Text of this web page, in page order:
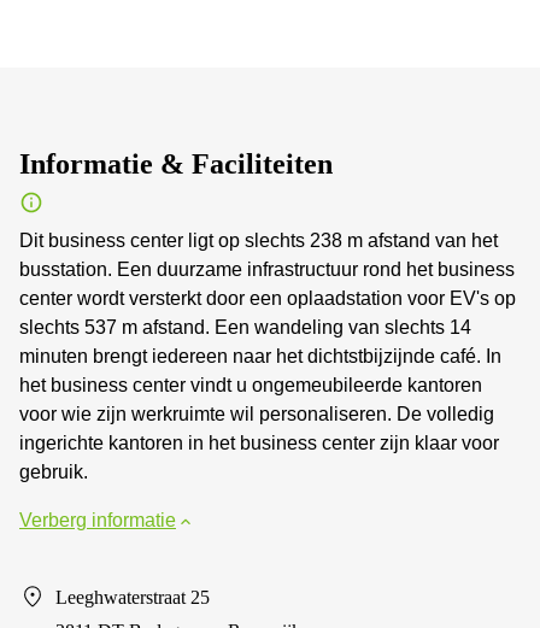
Informatie & Faciliteiten
Dit business center ligt op slechts 238 m afstand van het
busstation. Een duurzame infrastructuur rond het business
center wordt versterkt door een oplaadstation voor EV's op
slechts 537 m afstand. Een wandeling van slechts 14
minuten brengt iedereen naar het dichtstbijzijnde café. In
het business center vindt u ongemeubileerde kantoren
voor wie zijn werkruimte wil personaliseren. De volledig
ingerichte kantoren in het business center zijn klaar voor
gebruik.
Verberg informatie
Leeghwaterstraat 25